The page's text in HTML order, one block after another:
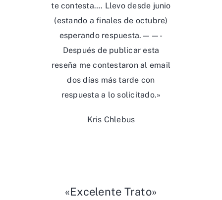
te contesta…. Llevo desde junio
(estando a finales de octubre)
esperando respuesta.——-
Después de publicar esta
reseña me contestaron al email
dos días más tarde con
respuesta a lo solicitado.»
Kris Chlebus
«Excelente Trato»